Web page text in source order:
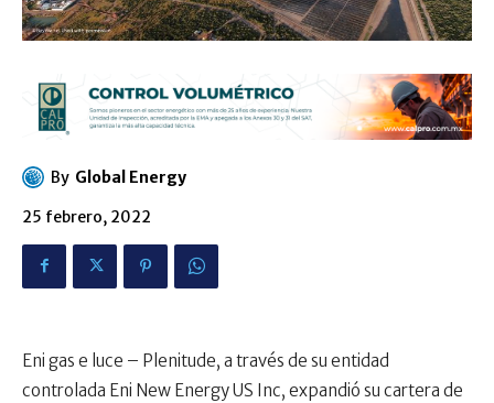
By Global Energy
25 febrero, 2022
Eni gas e luce – Plenitude, a través de su entidad
controlada Eni New Energy US Inc, expandió su cartera de